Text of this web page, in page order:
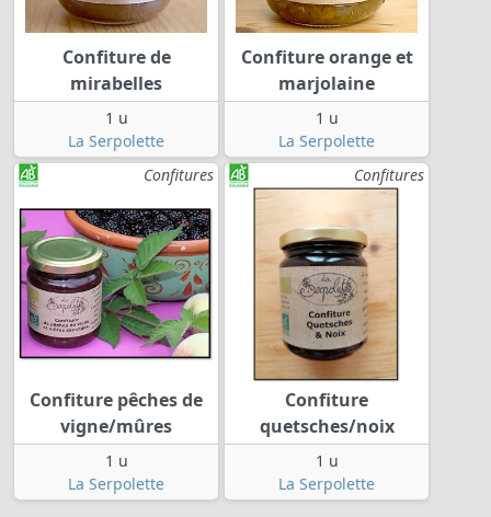
Confiture de
mirabelles
1 u
La Serpolette
Confiture orange et
marjolaine
1 u
La Serpolette
Confitures
Confiture pêches de
vigne/mûres
1 u
La Serpolette
Confitures
Confiture
quetsches/noix
1 u
La Serpolette